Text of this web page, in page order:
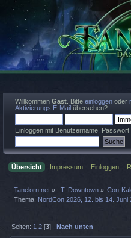
Willkommen Gast . Bitte einloggen oder
Aktivierungs E-Mail übersehen?
Einloggen mit Benutzername,
Übersicht Impressum Einloggen
Tanelorn.net » :T: Downtown» Con-
Thema: NordCon 2026, 12. bis 14. Juni
Seiten: 1 2 [3]Nach unten